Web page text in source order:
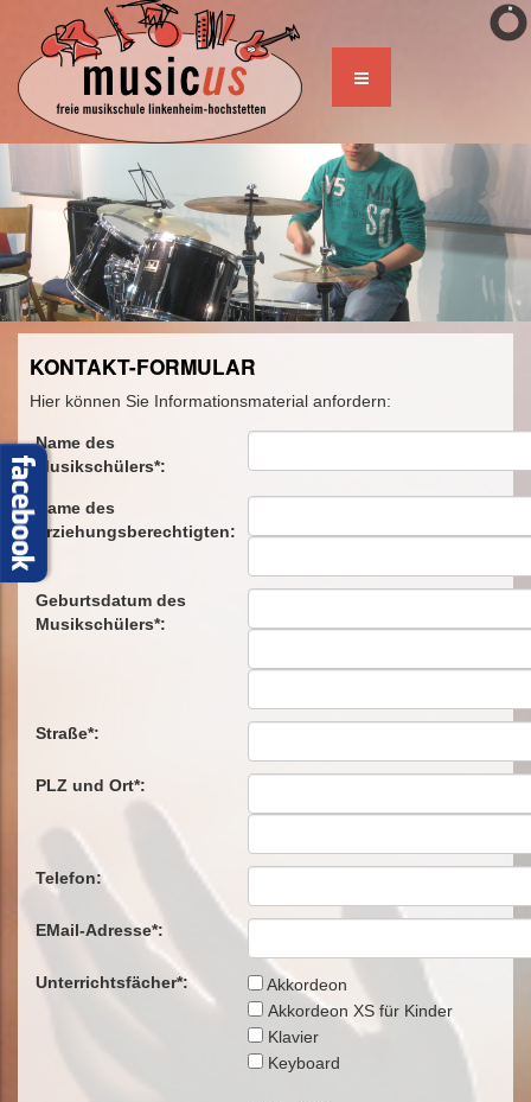
KONTAKT-FORMULAR
Hier können Sie Informationsmaterial anfordern:
Name des
Musikschülers*:
Name des
Erziehungsberechtigten:
Geburtsdatum des
Musikschülers*:
Straße*:
PLZ und Ort*:
Telefon:
EMail-Adresse*:
Unterrichtsfächer*:
Akkordeon
Akkordeon XS für Kinder
Klavier
Keyboard